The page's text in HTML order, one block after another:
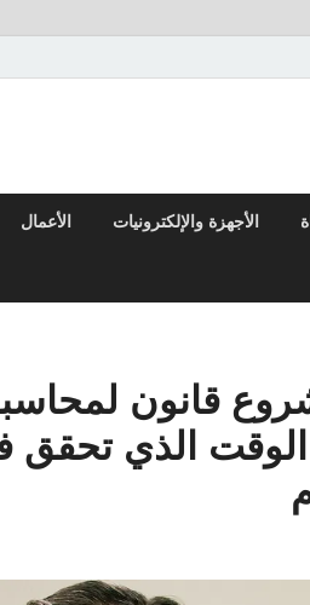
الأجهزة والإلكترونيات الأعمال
قانون
الذي تحقق